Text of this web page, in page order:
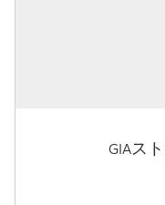
GIAス